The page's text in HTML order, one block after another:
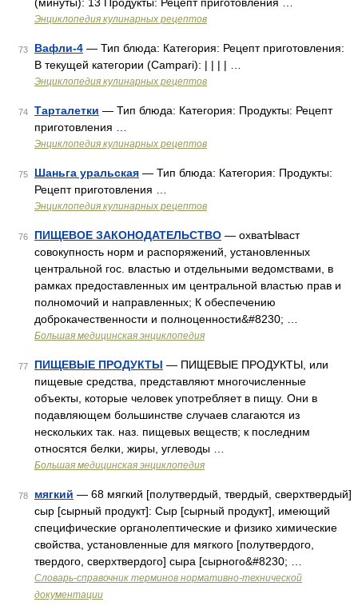
Энциклопедия кулинарных рецептов
73 Вафли-4 — Тип блюда: Категория: Рецепт приготовления:
В текущей категории (Campari): | | | | …
Энциклопедия кулинарных рецептов
74 Тарталетки — Тип блюда: Категория: Продукты: Рецепт
приготовления …
Энциклопедия кулинарных рецептов
75 Шаньга уральская — Тип блюда: Категория: Продукты:
Рецепт приготовления …
Энциклопедия кулинарных рецептов
76 ПИЩЕВОЕ ЗАКОНОДАТЕЛЬСТВО — охватЫваст
совокупность норм и распоряжений, установленных
центральной гос. властью и отдельными ведомствами, в
рамках предоставленных им центральной властью прав и
полномочий и направленных; К обеспечению
доброкачественности и полноценности&#8230; …
Большая медицинская энциклопедия
77 ПИЩЕВЫЕ ПРОДУКТЫ — ПИЩЕВЫЕ ПРОДУКТЫ, или
пищевые средства, представляют многочисленные
объекты, которые человек употребляет в пищу. Они в
подавляющем большинстве случаев слагаются из
нескольких так. наз. пищевых веществ; к последним
относятся белки, жиры, углеводы …
Большая медицинская энциклопедия
78 мягкий — 68 мягкий [полутвердый, твердый, сверхтвердый]
сыр [сырный продукт]: Сыр [сырный продукт], имеющий
специфические органолептические и физико химические
свойства, установленные для мягкого [полутвердого,
твердого, сверхтвердого] сыра [сырного&#8230; …
Словарь-справочник терминов нормативно-технической
документации